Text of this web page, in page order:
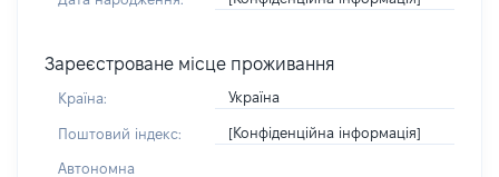
Зареєстроване місце проживання
Країна: Україна
Поштовий індекс: [Конфіденційна інформація]
Автономна